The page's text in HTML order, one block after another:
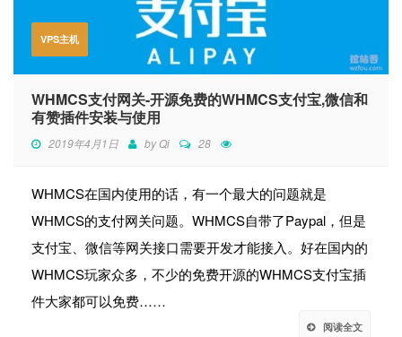
VPS主机
WHMCS支付网关-开源免费的WHMCS支付宝,微信和
有赞插件安装与使用
2019年4月1日 byQi 28
WHMCS在国内使用的话，有一个最大的问题就是
WHMCS的支付网关问题。WHMCS自带了Paypal，但是
支付宝、微信等网关接口需要开发才能接入。好在国内的
WHMCS玩家众多，不少的免费开源的WHMCS支付宝插
件大家都可以免费……
阅读全文